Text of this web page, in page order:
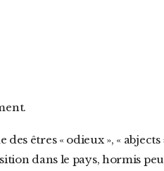
dans le pays, hormis